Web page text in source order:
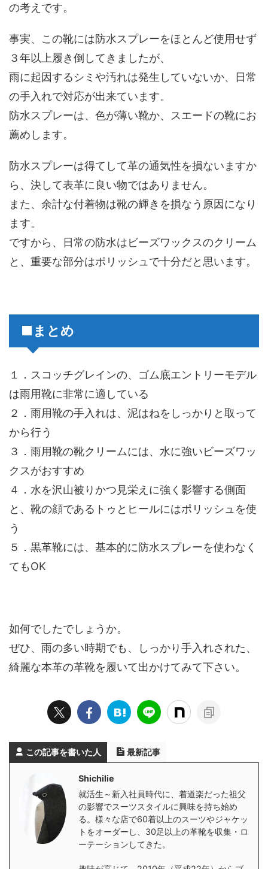
の考えです。
事実、この靴には防水スプレーをほとんど使用せず
３年以上履き倒してきましたが、
雨に起因するシミや汚れは発生していないか、日常
の手入れで対応が出来ています。
防水スプレーは、色が薄い靴か、スエードの靴にお
薦めします。
防水スプレーは得てして革の通気性を損ないますか
ら、決して表革に良い物ではありません。
また、余計な付着物は靴の輝きを損なう原因になり
ます。
ですから、日常の防水はビーズワックスのクリーム
と、重要な部分はポリッシュで十分だと思います。
■まとめ
１．スコッチグレインの、ゴム底エントリーモデル
は雨用靴に非常に適している
２．雨用靴の手入れは、泥はねをしっかりと取って
から行う
３．雨用靴の靴クリームには、水に強いビーズワッ
クスがおすすめ
４．水を沢山被りかつ見栄えに強く影響する側面
と、靴の顔であるトゥとヒールにはポリッシュを使
う
５．黒革靴には、基本的に防水スプレーを使わなく
てもOK
如何でしたでしょうか。
ぜひ、雨の多い時期でも、しっかり手入れされた、
綺麗な本革の革靴を履いて出かけてみて下さい。
この記事を書いた人 最新記事
Shichilie
就活生～新入社員時代に、着道楽だった祖父
の影響でスーツスタイルに興味を持ち始め
る。様々な店で60着以上のスーツやジャケッ
トをオーダーし、30足以上の革靴を収集・ロ
ーテーションしてきた。